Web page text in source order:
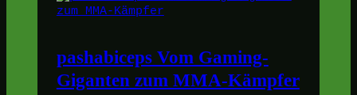
pashabiceps Vom Gaming-
Giganten zum MMA-Kämpfer